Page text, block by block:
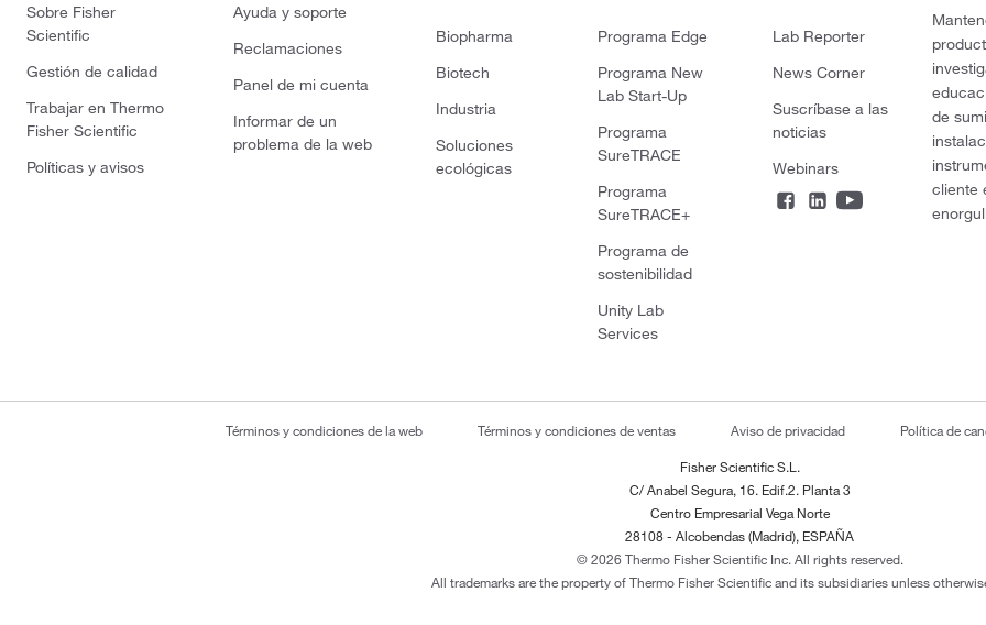
Sobre Fisher
Scientific
Gestión de calidad
Trabajar en Thermo
Fisher Scientific
Políticas y avisos
Ayuda y soporte
Reclamaciones
Panel de mi cuenta
Informar de un
problema de la web
Biopharma
Biotech
Industria
Soluciones
ecológicas
Programa Edge
Programa New
Lab Start-Up
Programa
SureTRACE
Programa
SureTRACE+
Programa de
sostenibilidad
Unity Lab
Services
Lab Reporter
News Corner
Suscríbase a las
noticias
Webinars
de
cliente
Términos y condiciones de la web Términos y condiciones de ventas Aviso de privacidad Política de
Fisher Scientific S.L.
C/ Anabel Segura, 16. Edif.2. Planta 3
Centro Empresarial Vega Norte
28108 - Alcobendas (Madrid), ESPAÑA
© 2026 Thermo Fisher Scientific Inc. All rights reserved.
All trademarks are the property of Thermo Fisher Scientific and its subsidiaries unless